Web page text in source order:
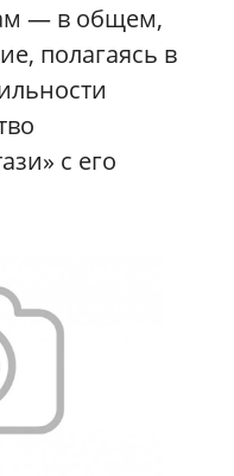
— в общем,
полагаясь в
с его